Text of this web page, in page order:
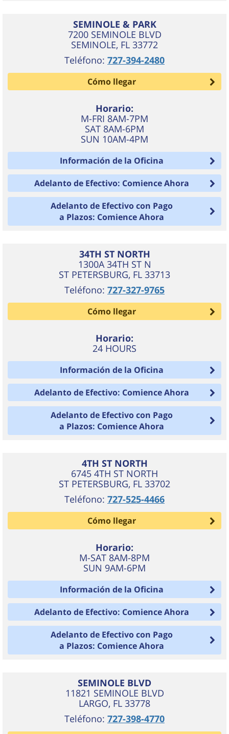
SEMINOLE & PARK
7200 SEMINOLE BLVD
SEMINOLE, FL 33772
Teléfono: 727-394-2480
Cómo llegar
Horario:
M-FRI 8AM-7PM
SAT 8AM-6PM
SUN 10AM-4PM
Información de la Oficina
Adelanto de Efectivo: Comience Ahora
Adelanto de Efectivo con Pago
a Plazos: Comience Ahora
34TH ST NORTH
1300A 34TH ST N
ST PETERSBURG, FL 33713
Teléfono: 727-327-9765
Cómo llegar
Horario:
24 HOURS
Información de la Oficina
Adelanto de Efectivo: Comience Ahora
Adelanto de Efectivo con Pago
a Plazos: Comience Ahora
4TH ST NORTH
6745 4TH ST NORTH
ST PETERSBURG, FL 33702
Teléfono: 727-525-4466
Cómo llegar
Horario:
M-SAT 8AM-8PM
SUN 9AM-6PM
Información de la Oficina
Adelanto de Efectivo: Comience Ahora
Adelanto de Efectivo con Pago
a Plazos: Comience Ahora
SEMINOLE BLVD
11821 SEMINOLE BLVD
LARGO, FL 33778
Teléfono: 727-398-4770